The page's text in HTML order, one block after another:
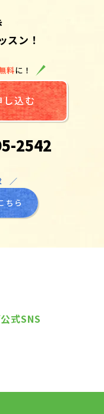
スン！
料に！
込む
2542
／
ちら
式SNS